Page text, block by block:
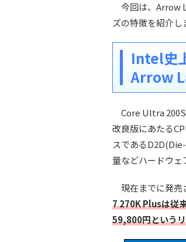
今回は、Arrow
ズの特徴を紹介し
Intel史
Arrow
Core Ultra
改良版にあたる
スである
量などハードウェ
現在までに発売
7 270K Plusは従
59,800円という